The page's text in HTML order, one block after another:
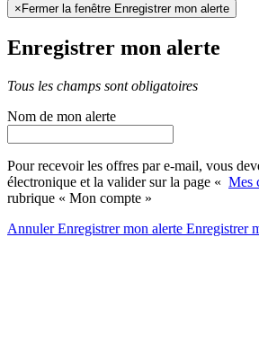
× Fermer la fenêtre Enregistrer mon alerte
Enregistrer mon alerte
Tous les champs sont obligatoires
Nom de mon alerte
Pour recevoir les offres par e-mail, vous
électronique et la valider sur la page « Mes
rubrique « Mon compte »
AnnulerEnregistrer mon alerte Enregistrer